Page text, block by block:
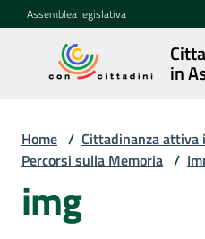
Vai al contenuto
Vai alla navigazione
Vai al footer
Assemblea legislativa
in
attiva in
Concittadini
Home / Cittadinanza attiva
Percorsi sulla Memoria /
img